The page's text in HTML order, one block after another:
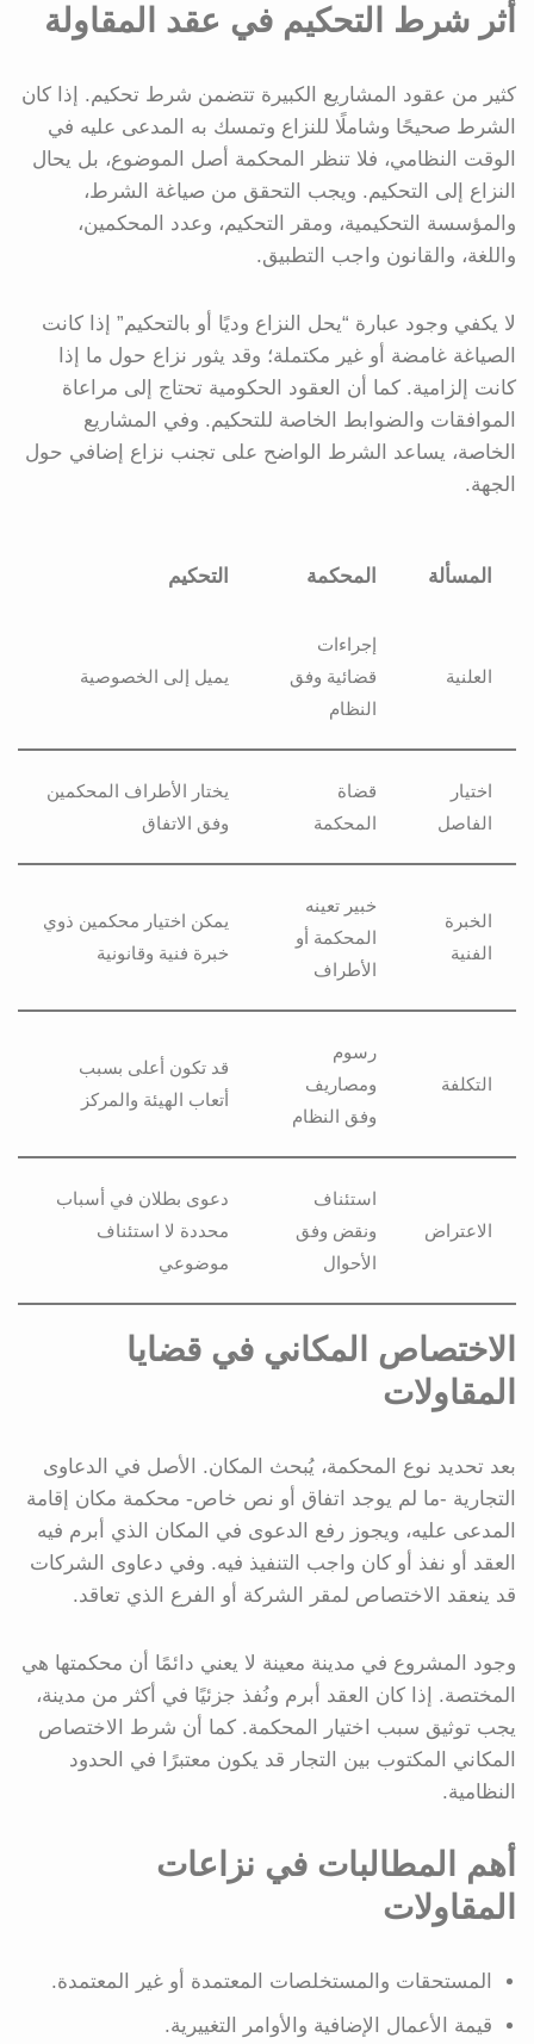
أثر شرط التحكيم في عقد المقاولة
كثير من عقود المشاريع الكبيرة تتضمن شرط تحكيم. إذا كان
الشرط صحيحًا وشاملًا للنزاع وتمسك به المدعى عليه في
الوقت النظامي، فلا تنظر المحكمة أصل الموضوع، بل يحال
النزاع إلى التحكيم. ويجب التحقق من صياغة الشرط،
والمؤسسة التحكيمية، ومقر التحكيم، وعدد المحكمين،
واللغة، والقانون واجب التطبيق.
لا يكفي وجود عبارة “يحل النزاع وديًا أو بالتحكيم” إذا كانت
الصياغة غامضة أو غير مكتملة؛ وقد يثور نزاع حول ما إذا
كانت إلزامية. كما أن العقود الحكومية تحتاج إلى مراعاة
الموافقات والضوابط الخاصة للتحكيم. وفي المشاريع
الخاصة، يساعد الشرط الواضح على تجنب نزاع إضافي حول
الجهة.
المسألة المحكمة التحكيم
العلنية
إجراءات
قضائية وفق
النظام
يميل إلى الخصوصية
اختيار
الفاصل
قضاة
المحكمة
يختار الأطراف المحكمين
وفق الاتفاق
الخبرة
الفنية
خبير تعينه
المحكمة أو
الأطراف
يمكن اختيار محكمين ذوي
خبرة فنية وقانونية
التكلفة
رسوم
ومصاريف
وفق النظام
قد تكون أعلى بسبب
أتعاب الهيئة والمركز
الاعتراض
استئناف
ونقض وفق
الأحوال
دعوى بطلان في أسباب
محددة لا استئناف
موضوعي
الاختصاص المكاني في قضايا
المقاولات
بعد تحديد نوع المحكمة، يُبحث المكان. الأصل في الدعاوى
التجارية -ما لم يوجد اتفاق أو نص خاص- محكمة مكان إقامة
المدعى عليه، ويجوز رفع الدعوى في المكان الذي أبرم فيه
العقد أو نفذ أو كان واجب التنفيذ فيه. وفي دعاوى الشركات
قد ينعقد الاختصاص لمقر الشركة أو الفرع الذي تعاقد.
وجود المشروع في مدينة معينة لا يعني دائمًا أن محكمتها هي
المختصة. إذا كان العقد أبرم ونُفذ جزئيًا في أكثر من مدينة،
يجب توثيق سبب اختيار المحكمة. كما أن شرط الاختصاص
المكاني المكتوب بين التجار قد يكون معتبرًا في الحدود
النظامية.
أهم المطالبات في نزاعات
المقاولات
المستحقات والمستخلصات المعتمدة أو غير المعتمدة.
قيمة الأعمال الإضافية والأوامر التغييرية.